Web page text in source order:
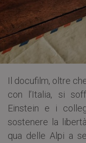
Il docufilm, oltre
con l’Italia, si
Einstein e i
sostenere la
qua delle Alpi a